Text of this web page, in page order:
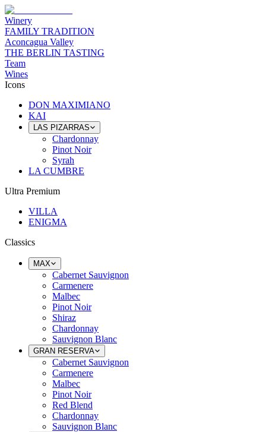
Winery
FAMILY TRADITION
Aconcagua Valley
THE BERLIN TASTING
Team
Wines
Icons
DON MAXIMIANO
KAI
LAS PIZARRAS
Chardonnay
Pinot Noir
Syrah
LA CUMBRE
Ultra Premium
VILLA
ENIGMA
Classics
MAX
Cabernet Sauvignon
Carmenere
Malbec
Pinot Noir
Shiraz
Chardonnay
Sauvignon Blanc
GRAN RESERVA
Cabernet Sauvignon
Carmenere
Malbec
Pinot Noir
Red Blend
Chardonnay
Sauvignon Blanc